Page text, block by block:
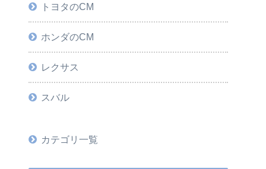
トヨタのCM
ホンダのCM
レクサス
スバル
カテゴリ一覧